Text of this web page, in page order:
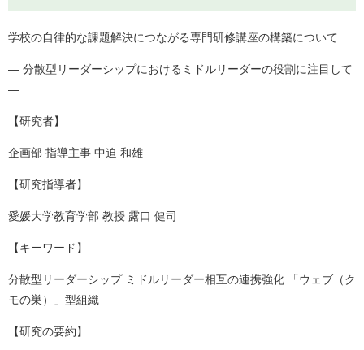
学校の自律的な課題解決につながる専門研修講座の構築について
― 分散型リーダーシップにおけるミドルリーダーの役割に注目して
―
【研究者】
企画部 指導主事 中迫 和雄
【研究指導者】
愛媛大学教育学部 教授 露口 健司
【キーワード】
分散型リーダーシップ ミドルリーダー相互の連携強化 「ウェブ（ク
モの巣）」型組織
【研究の要約】